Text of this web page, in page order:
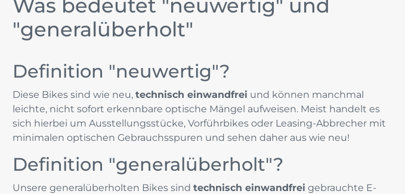
E-Bikes für Senioren
E-Bikes für große Menschen
"generalüberholt"
Definition "neuwertig"?
Diese Bikes sind wie neu, technisch einwandfrei und können manchmal
leichte, nicht sofort erkennbare optische Mängel aufweisen. Meist handelt es
sich hierbei um Ausstellungsstücke, Vorführbikes oder Leasing-Abbrecher mit
minimalen optischen Gebrauchsspuren und sehen daher aus wie neu!
Definition "generalüberholt"?
Unsere generalüberholten Bikes sind technisch einwandfrei gebrauchte E-